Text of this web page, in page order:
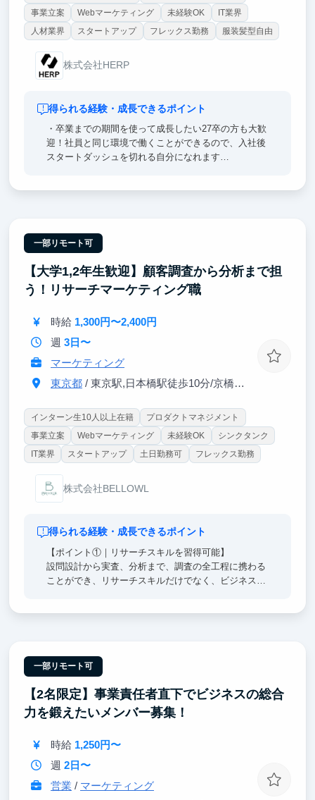
事業立案
Webマーケティング 未経験OK
IT業界
人材業界
スタートアップ フレックス勤務 服装髪型自由
株式会社HERP
得られる経験・成長できるポイント
・卒業までの期間を使って成長したい27卒の方も大歓
迎！社員と同じ環境で働くことができるので、入社後
スタートダッシュを切れる自分になれます
一部リモート可
【大学1,2年生歓迎】顧客調査から分析まで担
う！リサーチマーケティング職
時給 1,300円〜2,400円
週 3日〜
マーケティング
東京都/ 東京駅,日本橋駅徒歩10分/京橋駅徒歩3分/宝町駅徒歩8分
インターン生10人以上在籍
プロダクトマネジメント
事業立案
Webマーケティング 未経験OK
シンクタンク
IT業界
スタートアップ 土日勤務可 フレックス勤務
株式会社BELLOWL
得られる経験・成長できるポイント
【ポイント①｜リサーチスキルを習得可能】
設問設計から実査、分析まで、調査の全工程に携わる
ことができ、リサーチスキルだけでなく、ビジネスの
任ある実務経験を積むことが可能です。
【ポイント③｜新規事業の最前線に触れる】
クライアント企業の既存サービスを改善するだけでな
く、新規事業の受容性検証にも携わります。市場のト
学ぶことができます。
一部リモート可
【2名限定】事業責任者直下でビジネスの総合
力を鍛えたいメンバー募集！
時給 1,250円〜
週 2日〜
営業 / マーケティング